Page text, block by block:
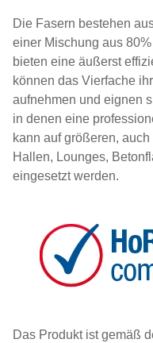
Die Fasern bestehen
einer Mischung aus
bieten eine äußerst
können das Vierfache
aufnehmen und eignen
in denen eine
kann auf größeren,
Hallen, Lounges,
eingesetzt werden.
Das Produkt ist gemäß